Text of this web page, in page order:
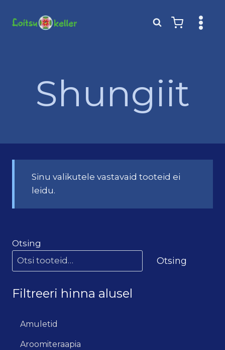
Shungiit
Sinu valikutele vastavaid tooteid ei
leidu.
Otsing
Otsing
Filtreeri hinna alusel
Amuletid
Aroomiteraapia